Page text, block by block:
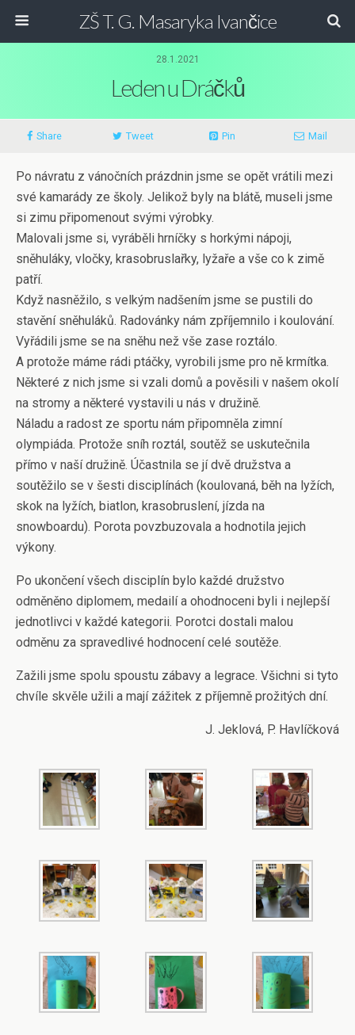
ZŠ T. G. Masaryka Ivančice
28.1.2021
Leden u Dráčků
Share Tweet Pin Mail
Po návratu z vánočních prázdnin jsme se opět vrátili mezi
své kamarády ze školy. Jelikož byly na blátě, museli jsme
si zimu připomenout svými výrobky.
Malovali jsme si, vyráběli hrníčky s horkými nápoji,
sněhuláky, vločky, krasobruslařky, lyžaře a vše co k zimě
patří.
Když nasněžilo, s velkým nadšením jsme se pustili do
stavění sněhuláků. Radovánky nám zpříjemnilo i koulování.
Vyřádili jsme se na sněhu než vše zase roztálo.
A protože máme rádi ptáčky, vyrobili jsme pro ně krmítka.
Některé z nich jsme si vzali domů a pověsili v našem okolí
na stromy a některé vystavili u nás v družině.
Náladu a radost ze sportu nám připomněla zimní
olympiáda. Protože sníh roztál, soutěž se uskutečnila
přímo v naší družině. Účastnila se jí dvě družstva a
soutěžilo se v šesti disciplínách (koulovaná, běh na lyžích,
skok na lyžích, biatlon, krasobruslení, jízda na
snowboardu). Porota povzbuzovala a hodnotila jejich
výkony.
Po ukončení všech disciplín bylo každé družstvo
odměněno diplomem, medailí a ohodnoceni byli i nejlepší
jednotlivci v každé kategorii. Porotci dostali malou
odměnu za spravedlivé hodnocení celé soutěže.
Zažili jsme spolu spoustu zábavy a legrace. Všichni si tyto
chvíle skvěle užili a mají zážitek z příjemně prožitých dní.
J. Jeklová, P. Havlíčková